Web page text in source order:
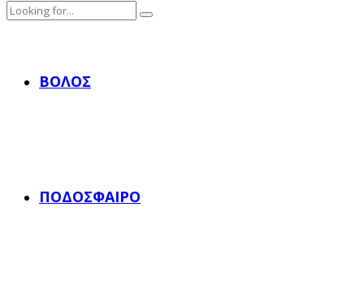
ΒΌΛΟΣ
ΠΟΔΌΣΦΑΙΡΟ